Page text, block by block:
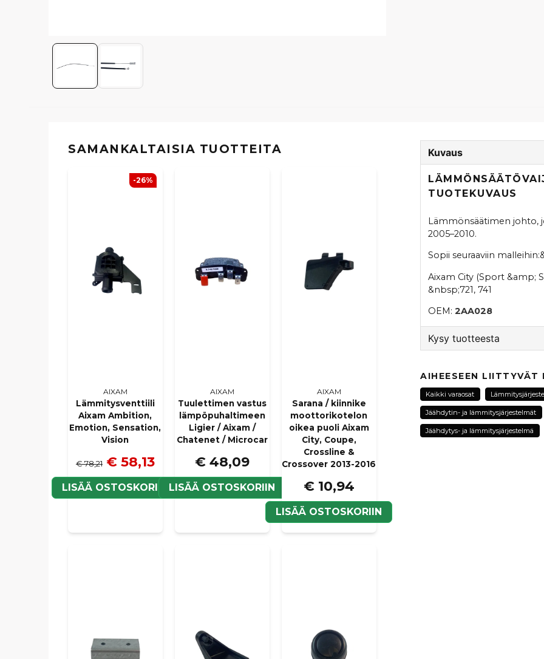
SAMANKALTAISIA ​​TUOTTEITA
AIXAM
Lämmitysventtiili
Aixam Ambition,
Emotion, Sensation,
Vision
€ 78,21 € 58,13
LISÄÄ OSTOSKORIIN
-26%
AIXAM
Tuulettimen vastus
lämpöpuhaltimeen
Ligier / Aixam /
Chatenet / Microcar
€ 48,09
LISÄÄ OSTOSKORIIN
AIXAM
Sarana / kiinnike
moottorikotelon
oikea puoli Aixam
City, Coupe,
Crossline &
Crossover 2013-2016
€ 10,94
LISÄÄ OSTOSKORIIN
Kuvaus
TUOTEKUVAUS
Lämmönsäätimen johto,
2005–2010.
Sopii seuraaviin
Aixam City (Sport &amp;
&nbsp;721, 741
OEM: 2AA028
Kysy tuotteesta
Kysy meiltä tästä
name
Nimi
AIHEESEEN LIITTYVÄT
Kaikki varaosat
Jäähdytin- ja lämmitysjärjestelmät
Jäähdytys- ja lämmitysjärjestelmä